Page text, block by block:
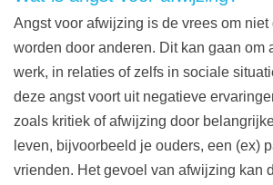
Angst voor afwijzing is de vrees om niet
worden door anderen. Dit kan gaan om
werk, in relaties of zelfs in sociale
deze angst voort uit negatieve
zoals kritiek of afwijzing door
leven, bijvoorbeeld je ouders, een (ex)
vrienden. Het gevoel van afwijzing kan